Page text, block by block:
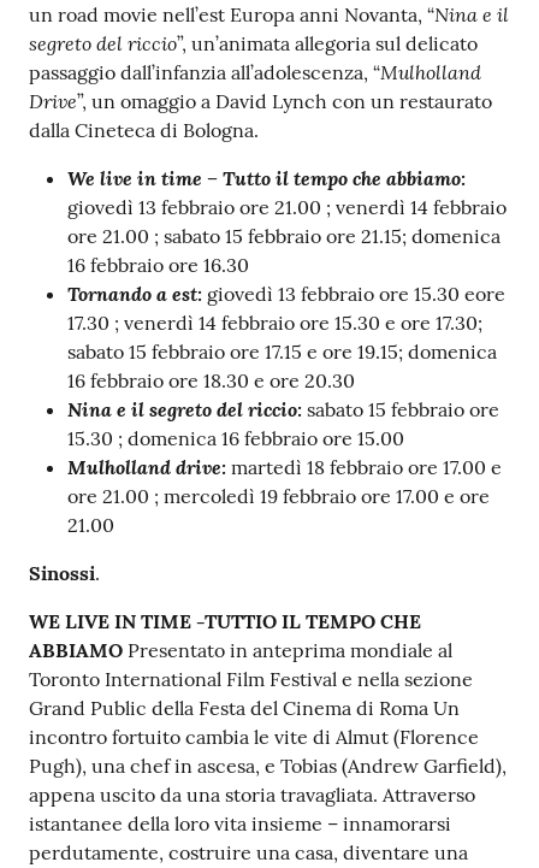
a
t
i
A
n
A
P
R
Tutti
gli
argomenti...
un road movie nell’est Europa anni Novanta, “Nina e il
segreto del riccio”, un’animata allegoria sul delicato
passaggio dall’infanzia all’adolescenza, “Mulholland
Drive”, un omaggio a David Lynch con un restaurato
dalla Cineteca di Bologna.
We live in time – Tutto il tempo che abbiamo:
giovedì 13 febbraio ore 21.00 ; venerdì 14 febbraio
ore 21.00 ; sabato 15 febbraio ore 21.15; domenica
16 febbraio ore 16.30
Tornando a est: giovedì 13 febbraio ore 15.30 eore
17.30 ; venerdì 14 febbraio ore 15.30 e ore 17.30;
sabato 15 febbraio ore 17.15 e ore 19.15; domenica
16 febbraio ore 18.30 e ore 20.30
Nina e il segreto del riccio: sabato 15 febbraio ore
15.30 ; domenica 16 febbraio ore 15.00
Mulholland drive: martedì 18 febbraio ore 17.00 e
ore 21.00 ; mercoledì 19 febbraio ore 17.00 e ore
21.00
Sinossi.
WE LIVE IN TIME -TUTTIO IL TEMPO CHE
ABBIAMO Presentato in anteprima mondiale al
Toronto International Film Festival e nella sezione
Grand Public della Festa del Cinema di Roma Un
incontro fortuito cambia le vite di Almut (Florence
Pugh), una chef in ascesa, e Tobias (Andrew Garfield),
appena uscito da una storia travagliata. Attraverso
istantanee della loro vita insieme – innamorarsi
perdutamente, costruire una casa, diventare una